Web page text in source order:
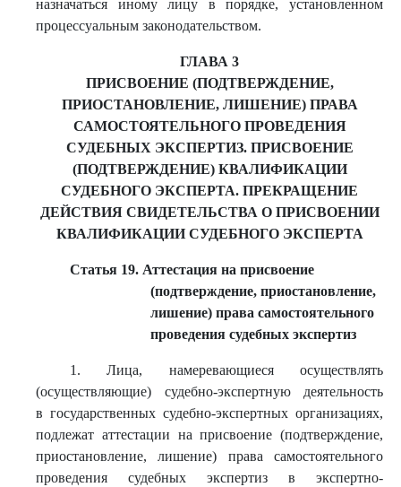
назначаться иному лицу в порядке, установленном
процессуальным законодательством.
ГЛАВА 3
ПРИСВОЕНИЕ (ПОДТВЕРЖДЕНИЕ,
ПРИОСТАНОВЛЕНИЕ, ЛИШЕНИЕ) ПРАВА
САМОСТОЯТЕЛЬНОГО ПРОВЕДЕНИЯ
СУДЕБНЫХ ЭКСПЕРТИЗ. ПРИСВОЕНИЕ
(ПОДТВЕРЖДЕНИЕ) КВАЛИФИКАЦИИ
СУДЕБНОГО ЭКСПЕРТА. ПРЕКРАЩЕНИЕ
ДЕЙСТВИЯ СВИДЕТЕЛЬСТВА О ПРИСВОЕНИИ
КВАЛИФИКАЦИИ СУДЕБНОГО ЭКСПЕРТА
Статья 19. Аттестация на присвоение
(подтверждение, приостановление,
лишение) права самостоятельного
проведения судебных экспертиз
1. Лица, намеревающиеся осуществлять
(осуществляющие) судебно-экспертную деятельность
в государственных судебно-экспертных организациях,
подлежат аттестации на присвоение (подтверждение,
приостановление, лишение) права самостоятельного
проведения судебных экспертиз в экспертно-